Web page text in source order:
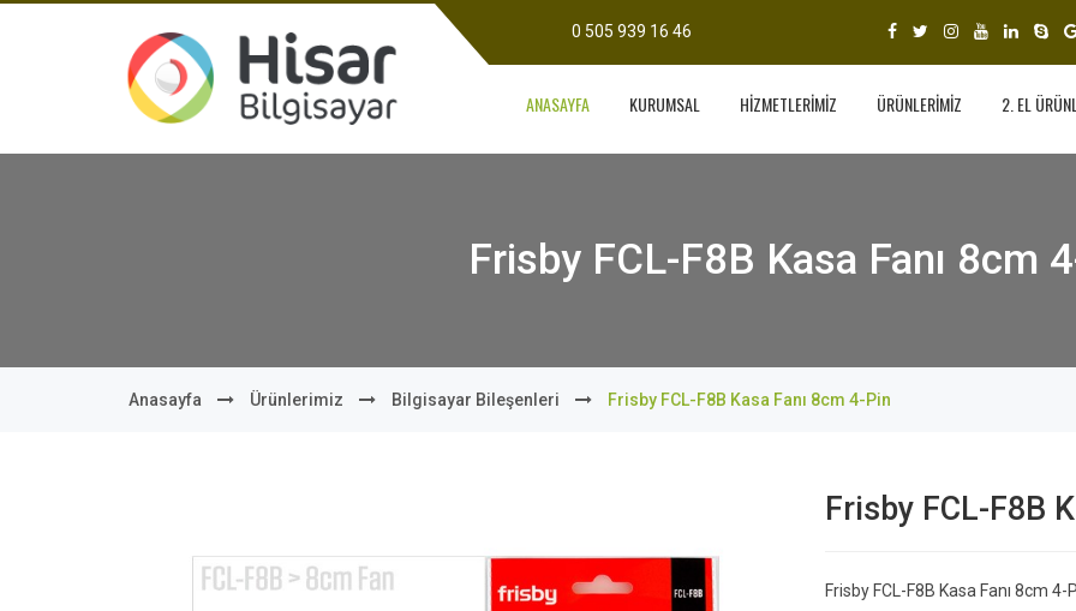
0 505 939 16 46
ANASAYFA KURUMSAL HİZMETLERİMİZ ÜRÜNLERİMİZ 2. EL
Frisby FCL-F8B Kasa Fanı 8cm
Anasayfa Ürünlerimiz Bilgisayar Bileşenleri Frisby FCL-F8B Kasa Fanı 8cm 4-Pin
Frisby FCL-F8B
Frisby FCL-F8B Kasa Fanı 8cm 4-